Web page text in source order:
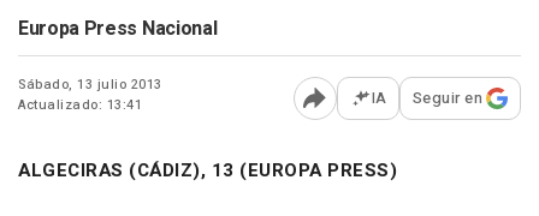
Europa Press Nacional
Sábado, 13 julio 2013
Actualizado: 13:41
Abrir opciones para
IA Seguir en
ALGECIRAS (CÁDIZ), 13 (EUROPA PRESS)